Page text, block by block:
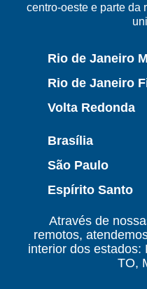
centro-oeste e parte da
Rio de Janeiro
Rio de Janeiro
Volta Redonda
Brasília
São Paulo
Espírito Santo
Através de
remotos,
interior dos estados:
TO,